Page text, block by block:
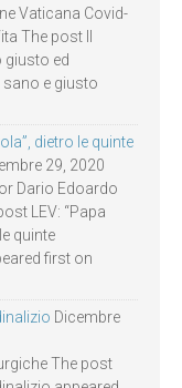
Vaticana Covid-
The post Il
giusto ed
sano e giusto
dietro le quinte
29, 2020
Dario Edoardo
LEV: “Papa
quinte
first on
Dicembre
The post